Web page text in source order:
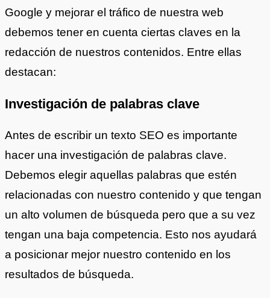
Google y mejorar el tráfico de nuestra web
debemos tener en cuenta ciertas claves en la
redacción de nuestros contenidos. Entre ellas
destacan:
Investigación de palabras clave
Antes de escribir un texto SEO es importante
hacer una investigación de palabras clave.
Debemos elegir aquellas palabras que estén
relacionadas con nuestro contenido y que tengan
un alto volumen de búsqueda pero que a su vez
tengan una baja competencia. Esto nos ayudará
a posicionar mejor nuestro contenido en los
resultados de búsqueda.